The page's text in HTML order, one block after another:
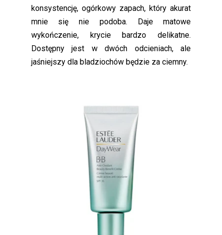
konsystencję, ogórkowy zapach, który akurat
mnie się nie podoba. Daje matowe
wykończenie, krycie bardzo delikatne.
Dostępny jest w dwóch odcieniach, ale
jaśniejszy dla bladziochów będzie za ciemny.